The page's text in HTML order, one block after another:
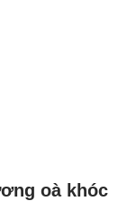
oà khóc